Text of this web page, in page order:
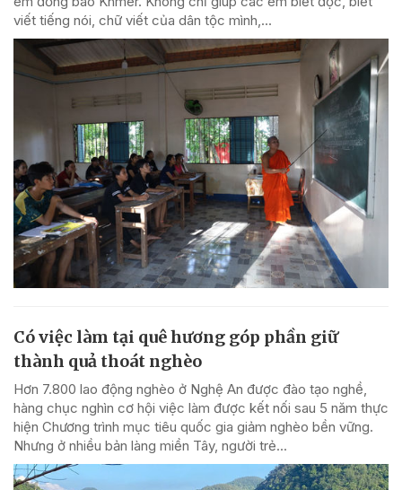
viết tiếng nói, chữ viết của dân tộc mình,...
Có việc làm tại quê hương góp phần giữ
thành quả thoát nghèo
Hơn 7.800 lao động nghèo ở Nghệ An được đào tạo nghề,
hàng chục nghìn cơ hội việc làm được kết nối sau 5 năm thực
hiện Chương trình mục tiêu quốc gia giảm nghèo bền vững.
Nhưng ở nhiều bản làng miền Tây, người trẻ...